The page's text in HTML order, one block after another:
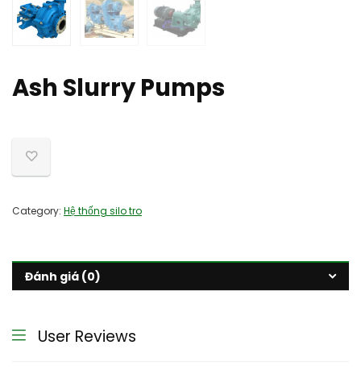
Ash Slurry Pumps
Category: Hệ thống silo tro
Đánh giá (0)
User Reviews